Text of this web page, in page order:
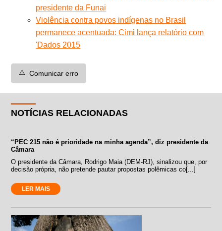
presidente da Funai
Violência contra povos indígenas no Brasil
permanece acentuada: Cimi lança relatório com
'Dados 2015
⚠️ Comunicar erro
NOTÍCIAS RELACIONADAS
“PEC 215 não é prioridade na minha agenda”, diz presidente da
Câmara
O presidente da Câmara, Rodrigo Maia (DEM-RJ), sinalizou que, por
decisão própria, não pretende pautar propostas polêmicas co[...]
LER MAIS